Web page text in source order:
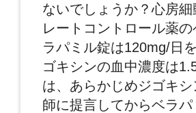
ないでしょうか？心房
レートコントロール薬
ラパミル錠は120mg/日
ゴキシンの血中濃度は
は、あらかじめジゴキ
師に提言してからベラ